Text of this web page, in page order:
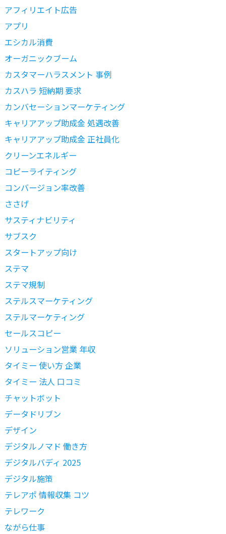
アフィリエイト広告
アプリ
エシカル消費
オーガニックブーム
カスタマーハラスメント 事例
カスハラ 短納期 要求
カンバセーションマーケティング
キャリアアップ助成金 処遇改善
キャリアアップ助成金 正社員化
クリーンエネルギー
コピーライティング
コンバージョン率改善
ささげ
サスティナビリティ
サブスク
スタートアップ向け
ステマ
ステマ規制
ステルスマーケティング
ステルマーケティング
セールスコピー
ソリューション営業 年収
タイミー 使い方 企業
タイミー 法人 口コミ
チャットボット
データドリブン
デザイン
デジタルノマド 働き方
デジタルバディ 2025
デジタル施策
テレアポ 情報収集 コツ
テレワーク
ながら仕事